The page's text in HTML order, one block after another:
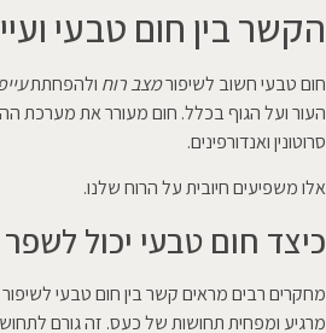
הקשר בין חום טבעי
חום טבעי חשוב לשיפורמצב רוח ולהפחתת
העור ועל הגוף בכלל. חום מעורר את מערכת
סרוטונין ואנדורפינים.
אלו משפיעים חיובית על הרוח שלנו.
כיצד חום טבעי יכול
מחקרים רבים מראים קשר בין חום טבעי
מרגיע ומפחית תחושות של כעס. זה גורם